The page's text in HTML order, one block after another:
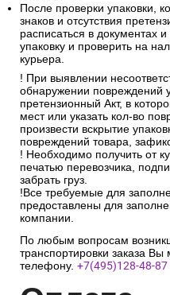
После проверки упаковки,
знаков и отсутствия
расписаться в документах и
упаковку и проверить на
курьера.
! При выявлении
обнаружении повреждений
претензионный Акт, в
мест или указать кол-во
произвести вскрытие
повреждений товара,
! Необходимо получить от
печатью перевозчика,
забрать груз.
!Все требуемые для
предоставлены для
компании.
По любым вопросам
транспортировки заказа
телефону. +7(495)128-48-87